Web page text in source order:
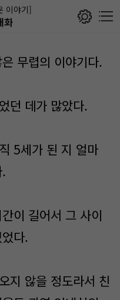
이야기]
화
무렵의 이야기다.
던 데가 많았다.
5세가 된 지 얼마
이 길어서 그 사이
다.
지 않을 정도라서 친